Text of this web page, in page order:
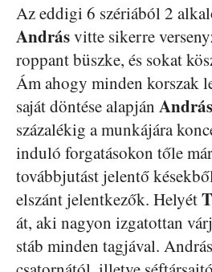
Az eddigi 6 szériából 2
Andrásvitte sikerre
roppant büszke, és sokat
Ám ahogy minden korszak
saját döntése alapján András
százalékig a munkájára
induló forgatásokon tőle
továbbjutást jelentő
elszánt jelentkezők. Helyét
át, aki nagyon izgatottan
stáb minden tagjával.